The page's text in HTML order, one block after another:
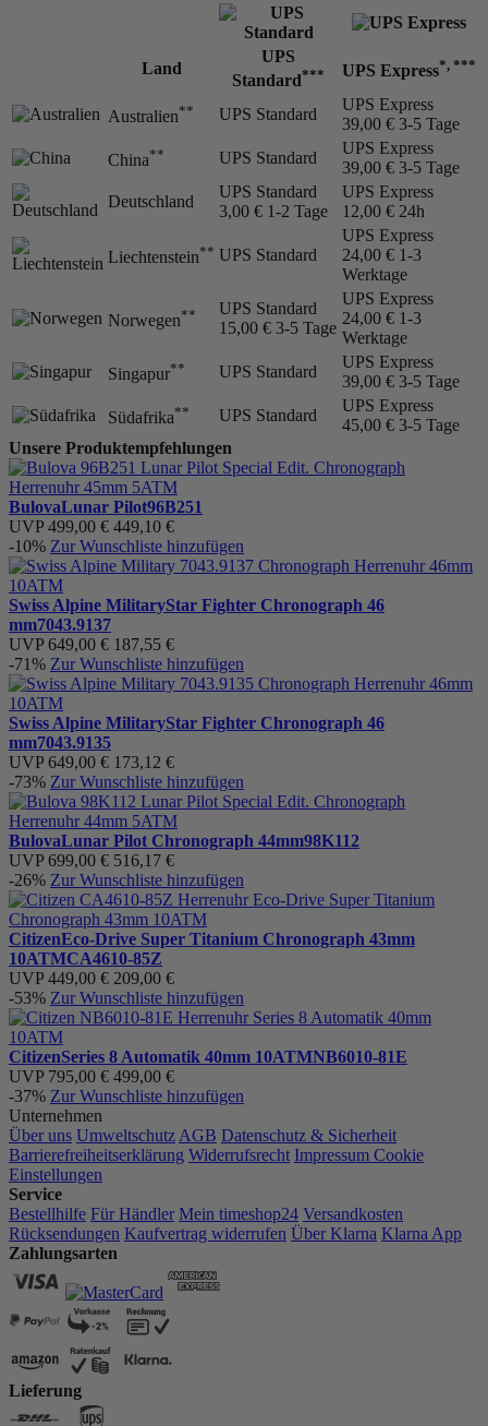
Land
UPS
Standard*** UPS Express*, ***
Australien** UPS Standard
UPS Express
39,00 € 3-5 Tage
China** UPS Standard
UPS Express
39,00 € 3-5 Tage
Deutschland
UPS Standard
3,00 € 1-2 Tage
UPS Express
12,00 € 24h
Liechtenstein** UPS Standard
UPS Express
24,00 € 1-3
Werktage
Norwegen**
UPS Standard
15,00 € 3-5 Tage
UPS Express
24,00 € 1-3
Werktage
Singapur** UPS Standard
UPS Express
39,00 € 3-5 Tage
Südafrika** UPS Standard
UPS Express
45,00 € 3-5 Tage
Unsere Produktempfehlungen
BulovaLunar Pilot96B251
UVP 499,00 € 449,10 €
-10% Zur Wunschliste hinzufügen
Swiss Alpine MilitaryStar Fighter Chronograph 46
mm7043.9137
UVP 649,00 € 187,55 €
-71% Zur Wunschliste hinzufügen
Swiss Alpine MilitaryStar Fighter Chronograph 46
mm7043.9135
UVP 649,00 € 173,12 €
-73% Zur Wunschliste hinzufügen
BulovaLunar Pilot Chronograph 44mm98K112
UVP 699,00 € 516,17 €
-26% Zur Wunschliste hinzufügen
CitizenEco-Drive Super Titanium Chronograph 43mm
10ATMCA4610-85Z
UVP 449,00 € 209,00 €
-53% Zur Wunschliste hinzufügen
CitizenSeries 8 Automatik 40mm 10ATMNB6010-81E
UVP 795,00 € 499,00 €
-37% Zur Wunschliste hinzufügen
Unternehmen
Über uns Umweltschutz AGB Datenschutz & Sicherheit
Barrierefreiheitserklärung Widerrufsrecht Impressum Cookie
Einstellungen
Service
Bestellhilfe Für Händler Mein timeshop24 Versandkosten
Rücksendungen Kaufvertrag widerrufen Über Klarna Klarna App
Zahlungsarten
Lieferung